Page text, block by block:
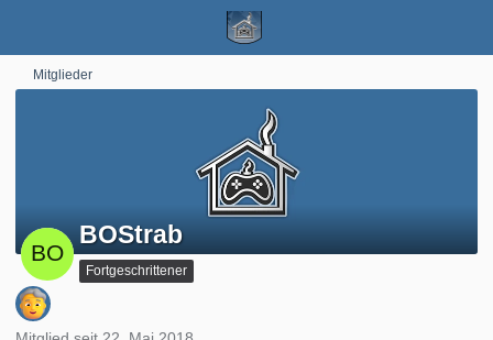
Mitglieder
BOStrab
Fortgeschrittener